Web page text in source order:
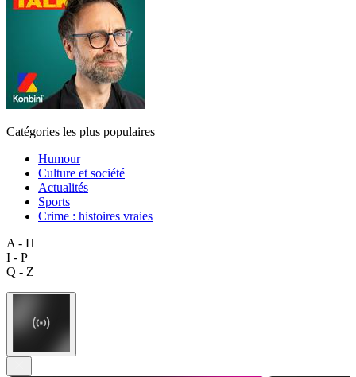
Catégories les plus populaires
Humour
Culture et société
Actualités
Sports
Crime : histoires vraies
A - H
I - P
Q - Z